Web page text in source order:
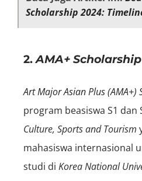
Scholarship 2024:
2.AMA+ Scholarship
Art Major Asian Plus (AMA+)
program beasiswa S1 dan
Culture, Sports and Tourism
mahasiswa internasional
studi di Korea National